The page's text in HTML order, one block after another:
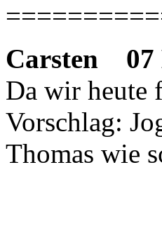
Carsten
07
Da wir heute
Vorschlag:
Thomas wie